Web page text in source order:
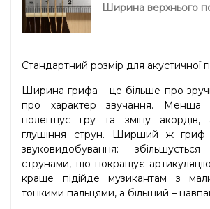
Ширина верхнього
Стандартний розмір для акустичної
Ширина грифа – це більше про
про характер звучання. Менша
полегшує гру та зміну акордів,
глушіння струн. Ширший ж гриф
звуковидобування:
струнами, що покращує
краще підійде музикантам з
тонкими пальцями, а більший –